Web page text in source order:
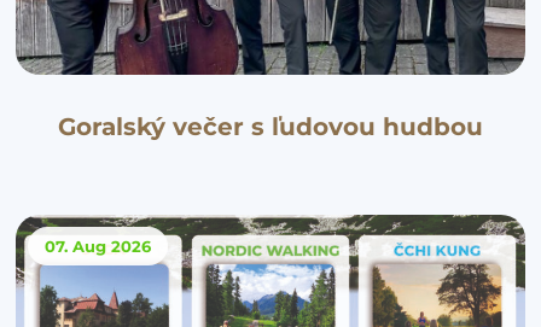
Goralský večer s ľudovou hudbou
07. Aug 2026